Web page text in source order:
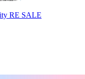
RE SALE